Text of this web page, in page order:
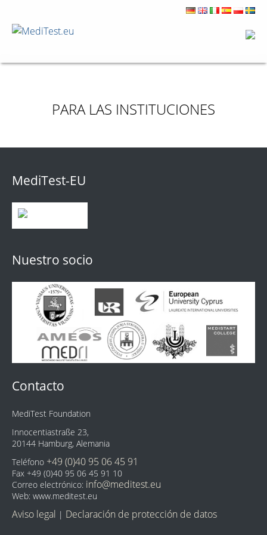
PARA LAS INSTITUCIONES
MediTest-EU
Nuestro socio
Contacto
MediTest Foundation
Innocentiastraße 23,
20144 Hamburg, Alemania
Teléfono +49 (0)40 95 06 45 91
Fax +49 (0)40 95 06 45 91 10
Correo electrónico: info@meditest.eu
Web: www.meditest.eu
Aviso legal | Declaración de protección de datos